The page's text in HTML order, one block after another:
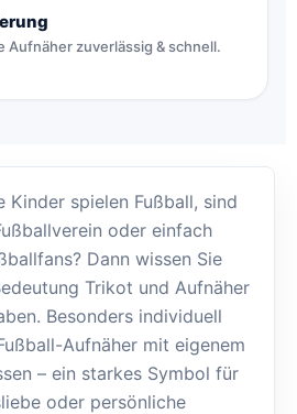
Aufnäher zuverlässig & schnell.
Kinder spielen Fußball, sind
oder einfach
Dann wissen Sie
Trikot und Aufnäher
Besonders individuell
Aufnäher mit eigenem
– ein starkes Symbol für
oder persönliche